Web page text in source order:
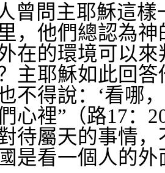
曾問主耶穌這
，他們總認為
在的環境可以
主耶穌如此回
不得說：‘看哪
心裡”（路17：
待屬天的事情
是看一個人的